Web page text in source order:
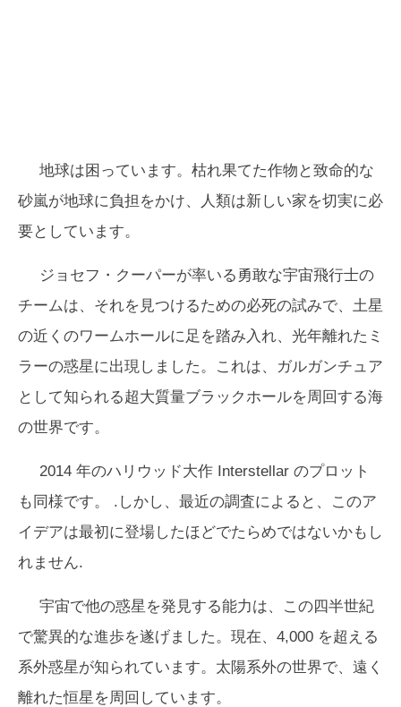
地球は困っています。枯れ果てた作物と致命的な
砂嵐が地球に負担をかけ、人類は新しい家を切実に必
要としています。
ジョセフ・クーパーが率いる勇敢な宇宙飛行士の
チームは、それを見つけるための必死の試みで、土星
の近くのワームホールに足を踏み入れ、光年離れたミ
ラーの惑星に出現しました。これは、ガルガンチュア
として知られる超大質量ブラックホールを周回する海
の世界です。
2014 年のハリウッド大作 Interstellar のプロット
も同様です。 .しかし、最近の調査によると、このア
イデアは最初に登場したほどでたらめではないかもし
れません.
宇宙で他の惑星を発見する能力は、この四半世紀
で驚異的な進歩を遂げました。現在、4,000 を超える
系外惑星が知られています。太陽系外の世界で、遠く
離れた恒星を周回しています。